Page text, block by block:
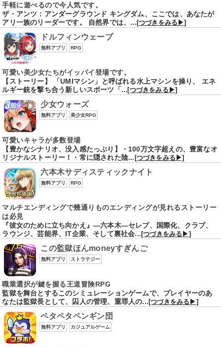
手軽に遊べるので今人気です。
ザ・アンツ：アンダーグラウンド キングダム、ここでは、あなたが
アリ一族のリーダーです。 自然界では、...[つづきをみる▶]
ドルフィンウェーブ
無料アプリ RPG
可愛い美少女たちがイッパイ登場です。
【ストーリー】 「UMIマシン」と呼ばれる水上マシンを操り、 エネ
ルギー銃を撃ち合う新しいスポーツ「...[つづきをみる▶]
少女ウォーズ
無料アプリ 美少女RPG
可愛いキャラが多数登場
【豊かなシナリオ、没入感たっぷり】・100万文字超えの、豊富なオ
リジナルストーリー！・常に隠された陰...[つづきをみる▶]
六本木サディスティックナイト
無料アプリ RPG
マルチエンディングで幾通りものエンディングが見れるストーリー
は必見
『彼女のために立ち向かえ』―六本木―セレブ、国際化、クラブ、
ラウンジ、芸能界、IT企業、そして裏社会...[つづきをみる▶]
この監獄ほんmoneyすぎんご
無料アプリ ストラテジー
職業選択が鍵を握る王道冒険RPG
監獄を舞台とするこのシミュレーションゲームで、プレイヤーのあ
なたは監獄長として、囚人の管理、重罪人の...[つづきをみる▶]
ペタペタペンギン団
無料アプリ カジュアルゲーム